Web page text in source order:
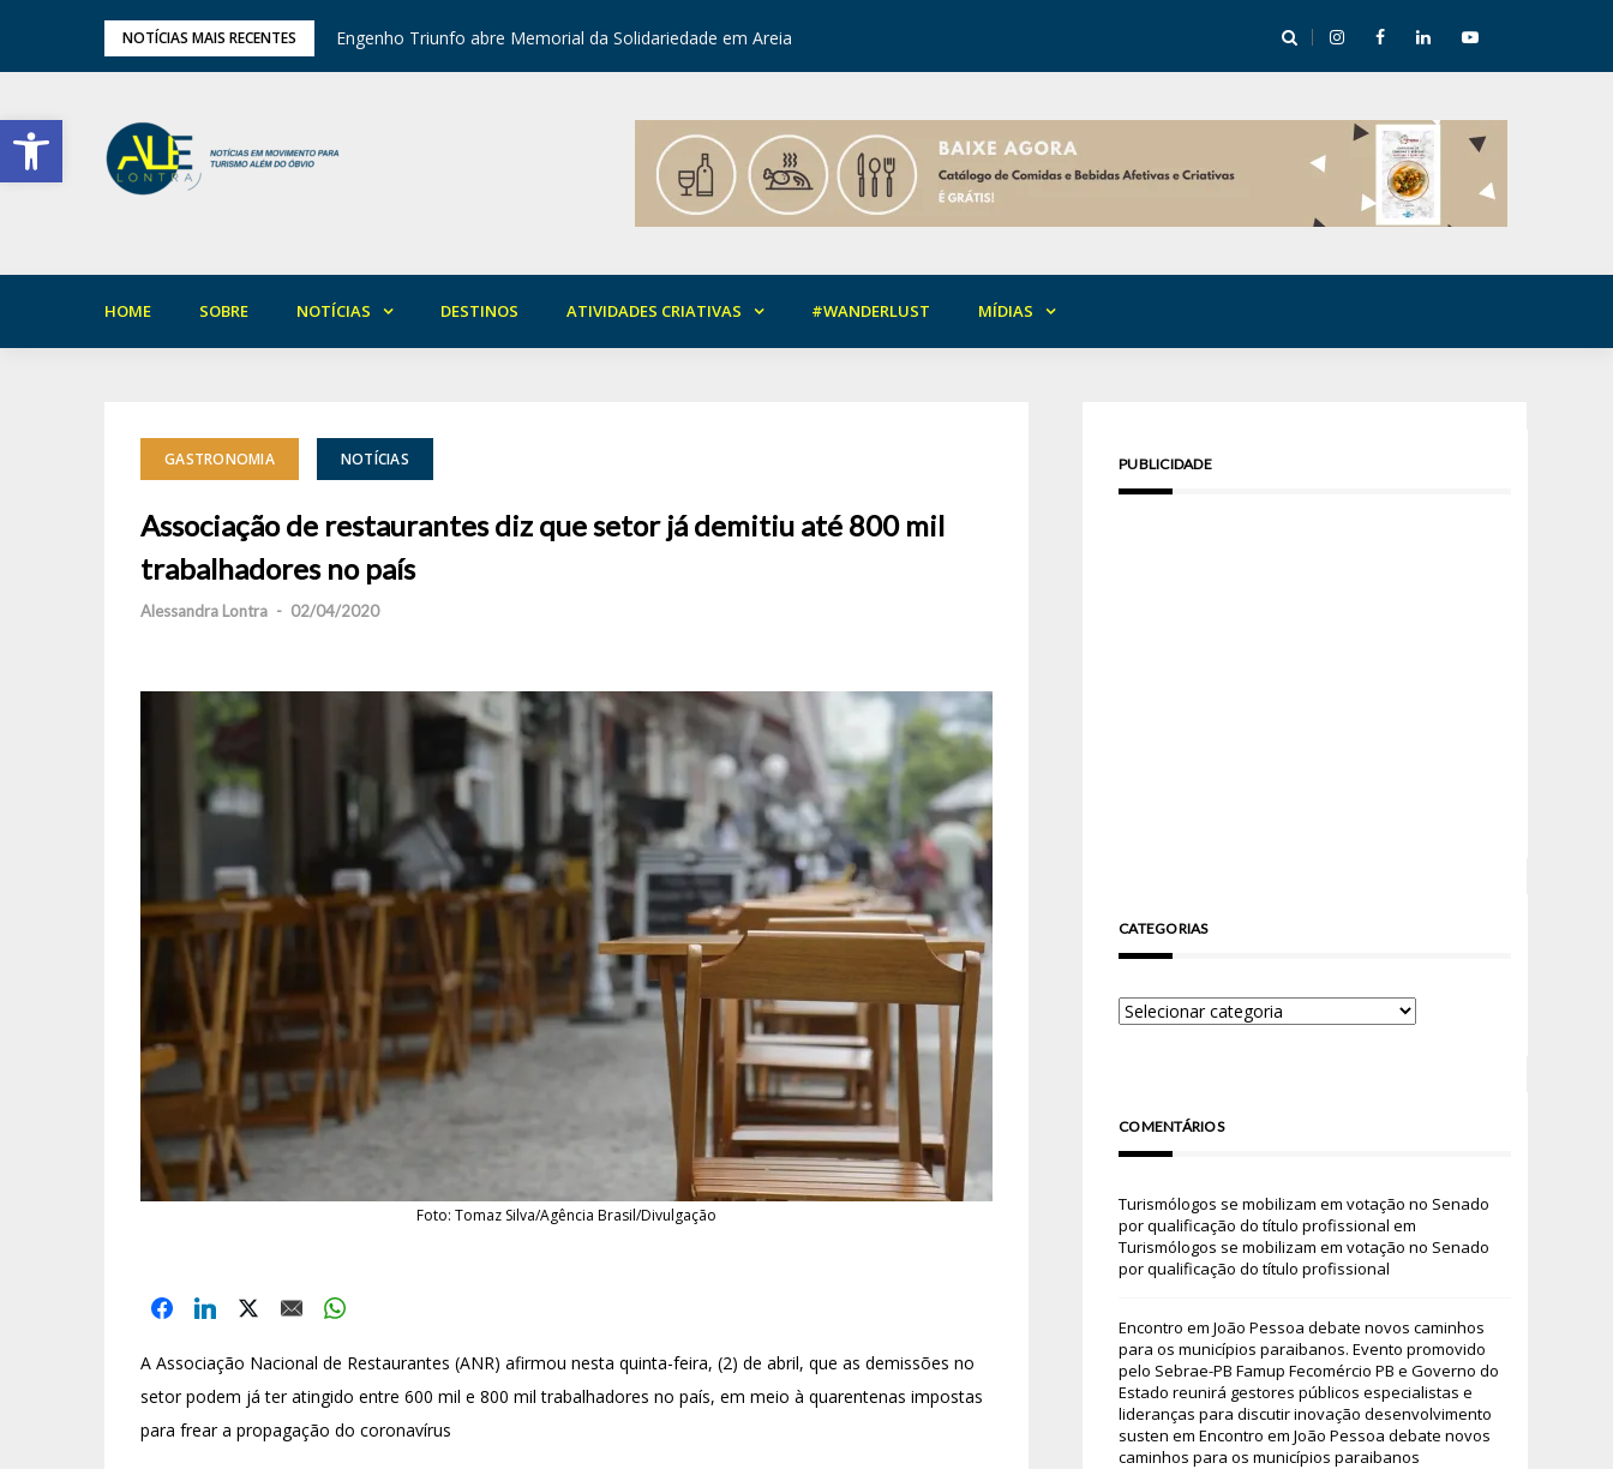
Barra de Ferramentas Aberta
NOTÍCIAS MAIS RECENTES
de Inverno das Serras Engenho Triunfo abre Memorial da Solidariedade em Areia Mirian Rocha abre mentoria de storytelling com 10 vagas
HOME SOBRE NOTÍCIAS DESTINOS ATIVIDADES CRIATIVAS #WANDERLUST MÍDIAS
GASTRONOMIA NOTÍCIAS
Associação de restaurantes diz que setor já demitiu até 800 mil
trabalhadores no país
Alessandra Lontra - 02/04/2020
Foto: Tomaz Silva/Agência Brasil/Divulgação
A Associação Nacional de Restaurantes (ANR) afirmou nesta quinta-feira, (2) de abril, que as demissões no
setor podem já ter atingido entre 600 mil e 800 mil trabalhadores no país, em meio à quarentenas impostas
para frear a propagação do coronavírus
PUBLICIDADE
CATEGORIAS
COMENTÁRIOS
Turismólogos se mobilizam em votação no Senado
por qualificação do título profissional em
Turismólogos se mobilizam em votação no Senado
por qualificação do título profissional
Encontro em João Pessoa debate novos caminhos
para os municípios paraibanos. Evento promovido
pelo Sebrae-PB Famup Fecomércio PB e Governo do
Estado reunirá gestores públicos especialistas e
lideranças para discutir inovação desenvolvimento
susten em Encontro em João Pessoa debate novos
caminhos para os municípios paraibanos